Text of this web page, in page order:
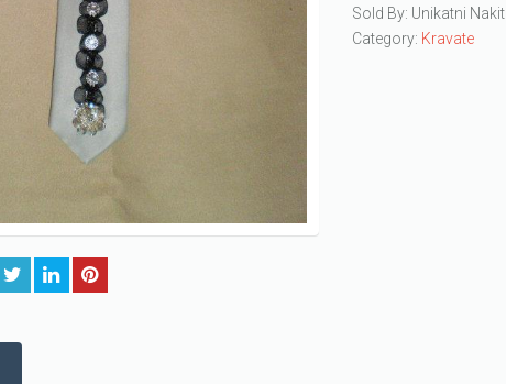
Sold By: Unikatni Nakit
Category: Kravate